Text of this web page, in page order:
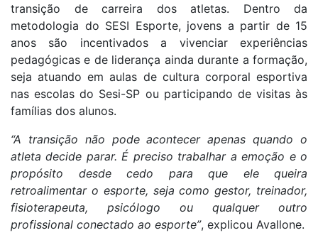
transição de carreira dos atletas. Dentro da
metodologia do SESI Esporte, jovens a partir de 15
anos são incentivados a vivenciar experiências
pedagógicas e de liderança ainda durante a formação,
seja atuando em aulas de cultura corporal esportiva
nas escolas do Sesi-SP ou participando de visitas às
famílias dos alunos.
“A transição não pode acontecer apenas quando o
atleta decide parar. É preciso trabalhar a emoção e o
propósito desde cedo para que ele queira
retroalimentar o esporte, seja como gestor, treinador,
fisioterapeuta, psicólogo ou qualquer outro
profissional conectado ao esporte”, explicou Avallone.